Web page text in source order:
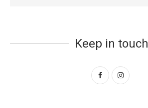
Keep in touch